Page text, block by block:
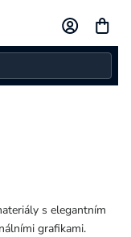
s elegantním
grafikami.